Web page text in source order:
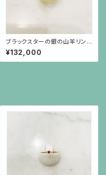
ブラックスターの銀の山羊リング
（22金の刻印付き）
¥132,000